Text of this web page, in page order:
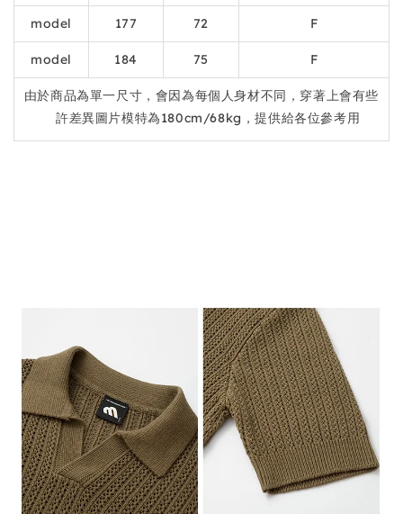
model 177 72 F
model 184 75 F
由於商品為單一尺寸，會因為每個人身材不同，穿著上會有些
許差異圖片模特為180cm/68kg，提供給各位參考用